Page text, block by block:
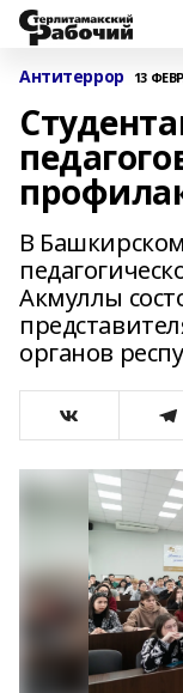
Антитеррор 13
В
Акмуллы
органов